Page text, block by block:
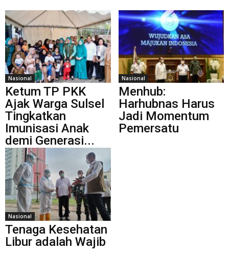
Nasional
Ketum TP PKK
Ajak Warga Sulsel
Tingkatkan
Imunisasi Anak
demi Generasi...
Nasional
Menhub:
Harhubnas Harus
Jadi Momentum
Pemersatu
Nasional
Tenaga Kesehatan
Libur adalah Wajib